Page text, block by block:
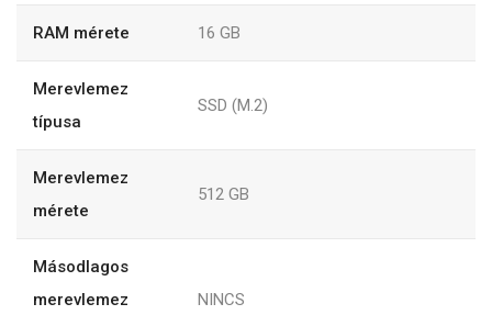
RAM mérete 16 GB
Merevlemez
típusa
SSD (M.2)
Merevlemez
mérete
512 GB
Másodlagos
merevlemez
NINCS